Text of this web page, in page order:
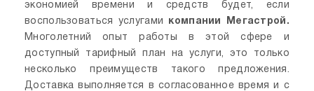
экономией времени и средств будет, если
воспользоваться услугами компании Мегастрой.
Многолетний опыт работы в этой сфере и
доступный тарифный план на услуги, это только
несколько преимуществ такого предложения.
Доставка выполняется в согласованное время и с